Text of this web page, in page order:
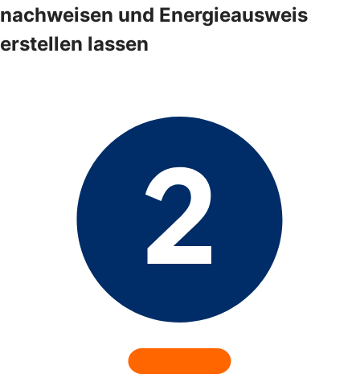
nachweisen und Energieausweis
erstellen lassen